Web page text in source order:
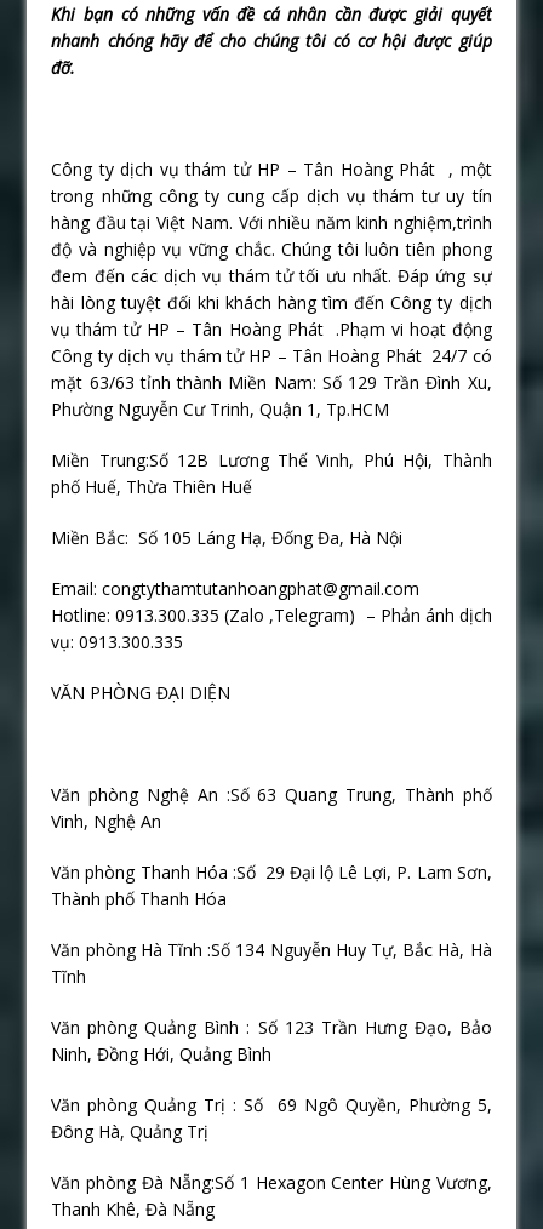
Khi bạn có những vấn đề cá nhân cần được giải quyết
nhanh chóng hãy để cho chúng tôi có cơ hội được giúp
đỡ.
Công ty dịch vụ thám tử HP – Tân Hoàng Phát , một
trong những công ty cung cấp dịch vụ thám tư uy tín
hàng đầu tại Việt Nam. Với nhiều năm kinh nghiệm,trình
độ và nghiệp vụ vững chắc. Chúng tôi luôn tiên phong
đem đến các dịch vụ thám tử tối ưu nhất. Đáp ứng sự
hài lòng tuyệt đối khi khách hàng tìm đến Công ty dịch
vụ thám tử HP – Tân Hoàng Phát .Phạm vi hoạt động
Công ty dịch vụ thám tử HP – Tân Hoàng Phát 24/7 có
mặt 63/63 tỉnh thành Miền Nam: Số 129 Trần Đình Xu,
Phường Nguyễn Cư Trinh, Quận 1, Tp.HCM
Miền Trung:Số 12B Lương Thế Vinh, Phú Hội, Thành
phố Huế, Thừa Thiên Huế
Miền Bắc: Số 105 Láng Hạ, Đống Đa, Hà Nội
Email: congtythamtutanhoangphat@gmail.com
Hotline: 0913.300.335 (Zalo ,Telegram) – Phản ánh dịch
vụ: 0913.300.335
VĂN PHÒNG ĐẠI DIỆN
Văn phòng Nghệ An :Số 63 Quang Trung, Thành phố
Vinh, Nghệ An
Văn phòng Thanh Hóa :Số 29 Đại lộ Lê Lợi, P. Lam Sơn,
Thành phố Thanh Hóa
Văn phòng Hà Tĩnh :Số 134 Nguyễn Huy Tự, Bắc Hà, Hà
Tĩnh
Văn phòng Quảng Bình : Số 123 Trần Hưng Đạo, Bảo
Ninh, Đồng Hới, Quảng Bình
Văn phòng Quảng Trị : Số
69 Ngô Quyền, Phường 5,
Đông Hà, Quảng Trị
Văn phòng Đà Nẵng:Số 1 Hexagon Center Hùng Vương,
Thanh Khê, Đà Nẵng